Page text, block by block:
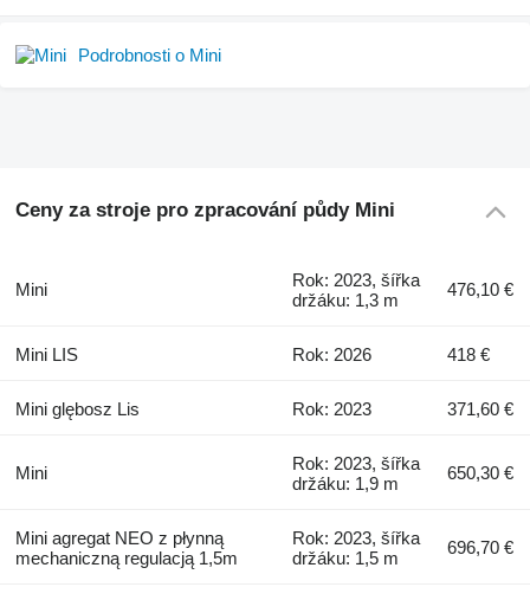
Podrobnosti o Mini
Ceny za stroje pro zpracování půdy Mini
Mini
Rok: 2023, šířka
držáku: 1,3 m
476,10 €
Mini LIS Rok: 2026 418 €
Mini glębosz Lis Rok: 2023 371,60 €
Mini
Rok: 2023, šířka
držáku: 1,9 m
650,30 €
Mini agregat NEO z płynną
mechaniczną regulacją 1,5m
Rok: 2023, šířka
držáku: 1,5 m
696,70 €